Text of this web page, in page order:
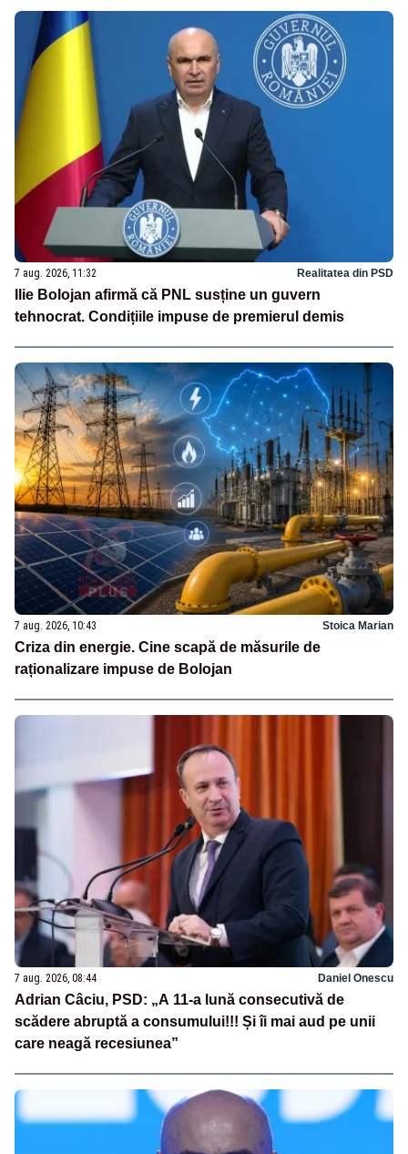
7 aug. 2026, 11:32 Realitatea din PSD
Ilie Bolojan afirmă că PNL susține un guvern
tehnocrat. Condițiile impuse de premierul demis
7 aug. 2026, 10:43 Stoica Marian
Criza din energie. Cine scapă de măsurile de
raționalizare impuse de Bolojan
7 aug. 2026, 08:44 Daniel Onescu
Adrian Câciu, PSD: „A 11-a lună consecutivă de
scădere abruptă a consumului!!! Și îi mai aud pe unii
care neagă recesiunea”